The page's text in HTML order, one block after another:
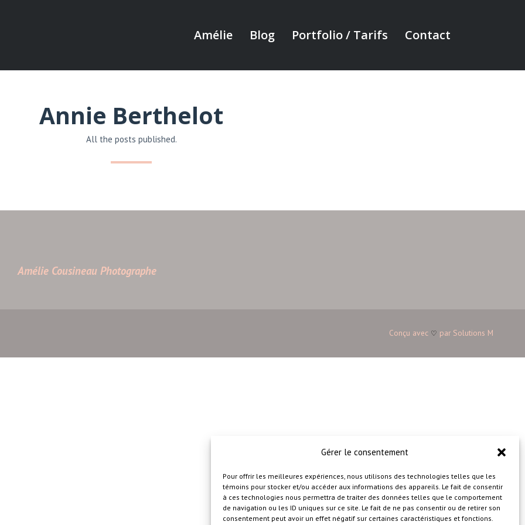
Gérer le consentement
Pour offrir les meilleures expériences, nous utilisons des technologies telles que les
témoins pour stocker et/ou accéder aux informations des appareils. Le fait de consentir
à ces technologies nous permettra de traiter des données telles que le comportement
de navigation ou les ID uniques sur ce site. Le fait de ne pas consentir ou de retirer son
consentement peut avoir un effet négatif sur certaines caractéristiques et fonctions.
Amélie Blog Portfolio / Tarifs Contact
Annie Berthelot
All the posts published.
Amélie Cousineau Photographe
Conçu avec ♡ par Solutions M